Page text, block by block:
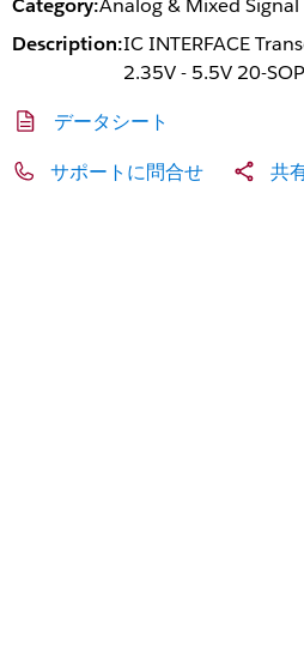
Category:Analog & Mixed Signal
Description:IC INTERFACE
2.35V - 5.5V 20-
データシート
サポートに問合せ 共